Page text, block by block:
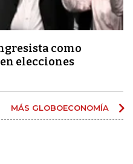
como
elecciones
MÁS GLOBOECONOMÍA